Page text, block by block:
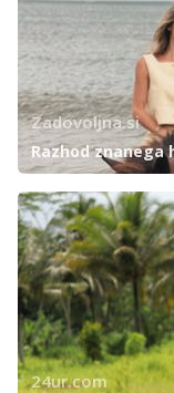
Zadovoljna.si
Razhod
24ur.com